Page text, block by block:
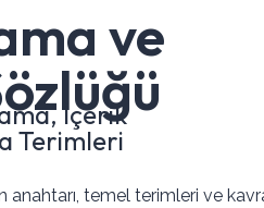
ve
İçerik
Terimleri
anahtarı, temel terimleri ve